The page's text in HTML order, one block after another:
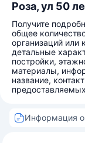
Роза, ул 50
Получите
общее
организаций
детальные
постройки,
материалы,
название,
Информация